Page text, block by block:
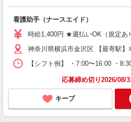
看護助手（ナースエイド）
時給1,400円 ★週払いOK（規定
神奈川県横浜市金沢区 【最寄駅】
【シフト例】 ・7:00〜16:00 ・
応募締め切り2026/08/
キープ